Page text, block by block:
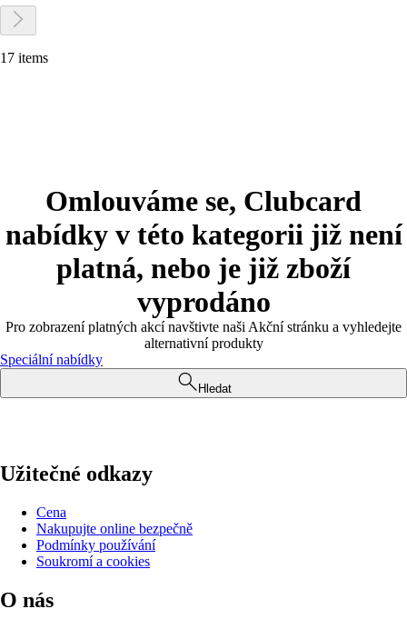
17 items
Omlouváme se, Clubcard
nabídky v této kategorii již není
platná, nebo je již zboží
vyprodáno
Pro zobrazení platných akcí navštivte naši Akční stránku a vyhledejte
alternativní produkty
Speciální nabídky
Hledat
Užitečné odkazy
Cena
Nakupujte online bezpečně
Podmínky používání
Soukromí a cookies
O nás